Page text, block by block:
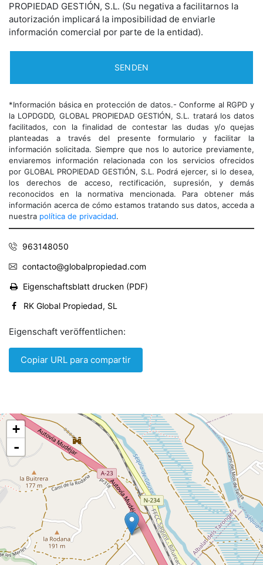
PROPIEDAD GESTIÓN, S.L. (Su negativa a facilitarnos la
autorización implicará la imposibilidad de enviarle
información comercial por parte de la entidad).
*Información básica en protección de datos.- Conforme al RGPD y
la LOPDGDD, GLOBAL PROPIEDAD GESTIÓN, S.L. tratará los datos
facilitados, con la finalidad de contestar las dudas y/o quejas
planteadas a través del presente formulario y facilitar la
información solicitada. Siempre que nos lo autorice previamente,
enviaremos información relacionada con los servicios ofrecidos
por GLOBAL PROPIEDAD GESTIÓN, S.L. Podrá ejercer, si lo desea,
los derechos de acceso, rectificación, supresión, y demás
reconocidos en la normativa mencionada. Para obtener más
información acerca de cómo estamos tratando sus datos, acceda a
nuestra política de privacidad.
963148050
contacto@globalpropiedad.com
Eigenschaftsblatt drucken (PDF)
RK Global Propiedad, SL
Eigenschaft veröffentlichen:
Copiar URL para compartir
+
-